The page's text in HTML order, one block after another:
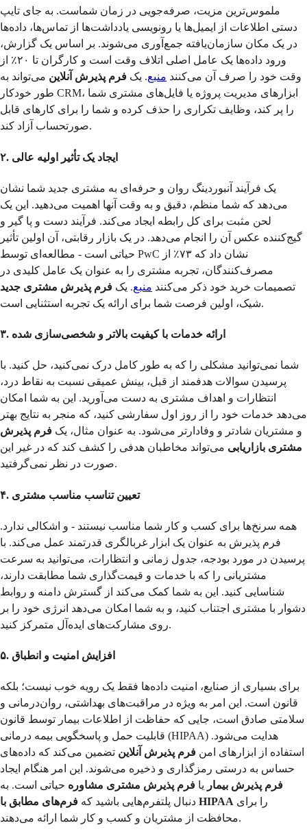
ملموس‌ترین مزیت، صرفه‌جویی در زمان شماست. به جای تایپ
دستی اطلاعات از ایمیل‌ها یا رونویسی یادداشت‌ها از تماس‌ها، داده‌ها
در یک مکان سازمان‌یافته جمع‌آوری می‌شوند. بر اساس یک گزارش،
ورود داده‌ها یک عامل اصلی اتلاف وقت است و کارگران تا ۲۰٪ از
وقت خود را صرف آن می‌کنند منبع. یک فرم پذیرش آنلاین می‌تواند به
طور خودکار CRM، ابزارهای مدیریت پروژه یا فایل‌های مشتری شما
را پر کند، وظایف تکراری را حذف کرده و شما را برای کارهای قابل
صورتحساب آزاد کند.
۲. ایجاد یک تأثیر اولیه عالی
یک فرآیند آنبوردینگ روان و حرفه‌ای به مشتری جدید شما نشان
می‌دهد که شما منظم، دقیق و به وقت آنها اهمیت می‌دهید. این یک
لحن مثبت برای کل رابطه ایجاد می‌کند. فرآیند دست و پا گیر و
گیج‌کننده عکس آن را انجام می‌دهد. در یک بازار رقابتی، آن اولین تأثیر
حیاتی است - مطالعه‌ای توسط PwC نشان داد که ۷۳٪ از
مصرف‌کنندگان، تجربه مشتری را به عنوان یک عامل کلیدی در
تصمیمات خرید خود ذکر می‌کنند منبع. یک فرم پذیرش مشتری جدید
شیک، اولین فرصت شما برای ارائه یک تجربه استثنایی است.
۳. ارائه خدمات با کیفیت بالاتر و شخصی‌سازی شده
شما نمی‌توانید مشکلی را که به طور کامل درک نمی‌کنید، حل کنید. با
پرسیدن سوالات هدفمند از قبل، بینش عمیقی نسبت به نقاط درد،
انتظارات و اهداف مشتری به دست می‌آورید. این به شما امکان
می‌دهد خدمات خود را از روز اول سفارشی کنید، که منجر به نتایج بهتر
و مشتریان شادتر و وفادارتر می‌شود. به عنوان مثال، یک فرم پذیرش
مشتری بازاریابی می‌تواند مخاطبان هدفی را کشف کند که در غیر این
صورت در نظر نمی‌گرفتید.
۴. تعیین تناسب مناسب مشتری
همه سرنخ‌ها برای کسب و کار شما مناسب نیستند - و اشکالی ندارد.
فرم پذیرش به عنوان یک ابزار غربالگری قدرتمند عمل می‌کند. با
پرسیدن در مورد بودجه، جدول زمانی و انتظارات، می‌توانید به سرعت
مشتریانی را که با خدمات و قیمت‌گذاری شما مطابقت دارند،
شناسایی کنید. این به شما کمک می‌کند از گسترش دامنه و روابط
دشوار با مشتری اجتناب کنید، و به شما امکان می‌دهد انرژی خود را بر
روی مشارکت‌های ایده‌آل متمرکز کنید.
۵. افزایش امنیت و انطباق
برای بسیاری از صنایع، امنیت داده‌ها فقط یک رویه خوب نیست؛ بلکه
قانون است. این امر به ویژه در مراقبت‌های بهداشتی، روان‌درمانی و
سلامتی صادق است، جایی که حفاظت از اطلاعات بیمار توسط قانون
قابلیت حمل و پاسخگویی بیمه درمانی (HIPAA) هدایت می‌شود.
استفاده از ابزارهای امن فرم پذیرش آنلاین تضمین می‌کند که داده‌های
حساس به درستی رمزگذاری و ذخیره می‌شوند. این امر هنگام ایجاد
فرم پذیرش بیمار یا فرم پذیرش مشتری مشاوره حیاتی است. به
دنبال پلتفرم‌هایی باشید که فرم‌های مطابق با HIPAA
محافظت از مشتریان و کسب و کار شما ارائه می‌دهند.